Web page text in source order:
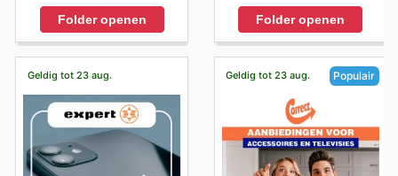
Folder openen Folder openen
Geldig tot 23 aug. Geldig tot 23 aug. Populair